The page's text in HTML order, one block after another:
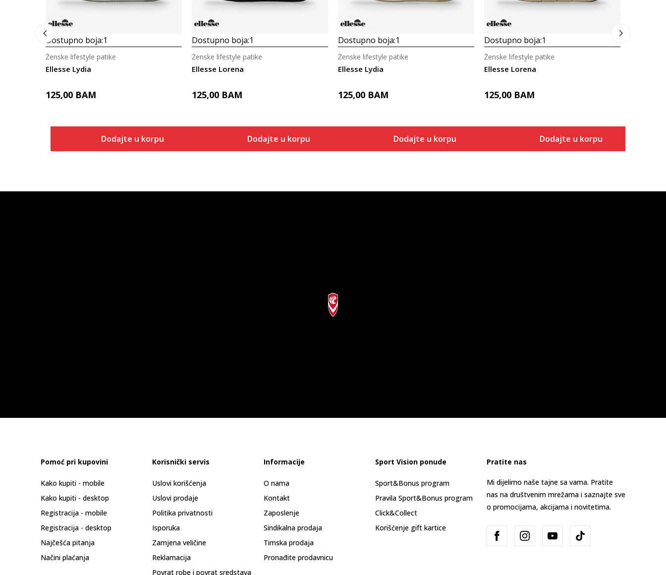
Dostupno boja:1
Ellesse Lydia
Ženske lifestyle patike
125,00 BAM
Dodajte u korpu
Dostupno boja:1
Ellesse Lorena
Ženske lifestyle patike
125,00 BAM
Dodajte u korpu
Dostupno boja:1
Ellesse Lydia
Ženske lifestyle patike
125,00 BAM
Dodajte u korpu
Dostupno boja:1
Ellesse Lorena
Ženske lifestyle patike
125,00 BAM
Dodajte u korpu
Pomoć pri kupovini
Kako kupiti - mobile
Kako kupiti - desktop
Registracija - mobile
Registracija - desktop
Najčešća pitanja
Načini plaćanja
Korisnički servis
Uslovi korišćenja
Uslovi prodaje
Politika privatnosti
Isporuka
Zamjena veličine
Reklamacija
Povrat robe i povrat sredstava
Informacije
O nama
Kontakt
Zaposlenje
Sindikalna prodaja
Timska prodaja
Pronađite prodavnicu
Sport Vision ponude
Sport&Bonus program
Pravila Sport&Bonus program
Click&Collect
Korišćenje gift kartice
Pratite nas
Mi dijelimo naše tajne sa vama. Pratite
nas na društvenim mrežama i saznajte sve
o promocijama, akcijama i novitetima.